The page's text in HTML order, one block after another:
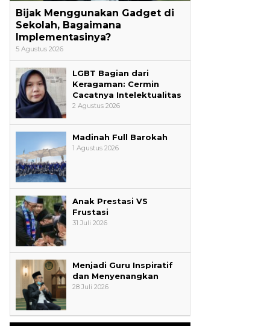
Bijak Menggunakan Gadget di
Sekolah, Bagaimana
Implementasinya?
5 Agustus 2026
LGBT Bagian dari
Keragaman: Cermin
Cacatnya Intelektualitas
2 Agustus 2026
Madinah Full Barokah
1 Agustus 2026
Anak Prestasi VS
Frustasi
31 Juli 2026
Menjadi Guru Inspiratif
dan Menyenangkan
28 Juli 2026
Menjadi Guru Inspiratif dan
Menyenangkan